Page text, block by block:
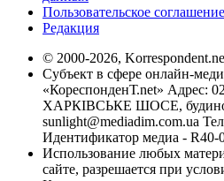
Пользовательское соглашение
Редакция
© 2000-2026,
Субъект в сфере онлайн-
«КореспонденТ.net» Адрес:
ХАРКІВСЬКЕ ШОСЕ,
sunlight@mediadim.com.ua
Идентификатор медиа - R40-
Использование любых
сайте, разрешается при